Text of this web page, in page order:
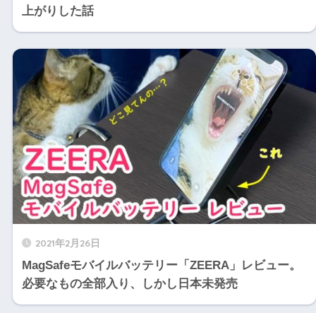
上がりした話
2021年2月26日
MagSafeモバイルバッテリー「ZEERA」レビュー。
必要なもの全部入り、しかし日本未発売